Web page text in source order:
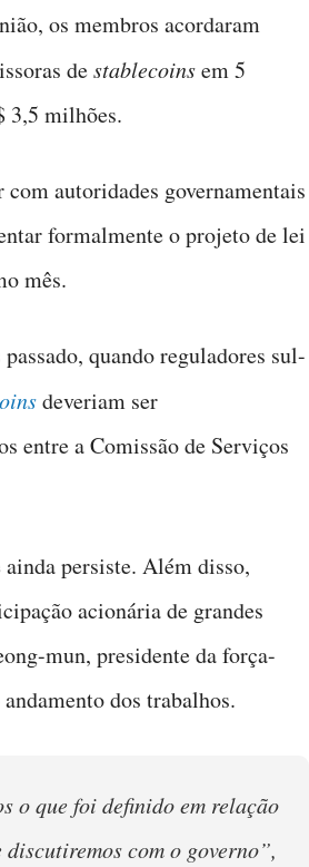
os membros acordaram
destablecoinsem 5
3,5 milhões.
autoridades governamentais
formalmente o projeto de lei
mês.
quando reguladores sul-
deveriam ser
entre a Comissão de Serviços
persiste. Além disso,
acionária de grandes
mun, presidente da força-
dos trabalhos.
o que foi definido em relação
com o governo”,